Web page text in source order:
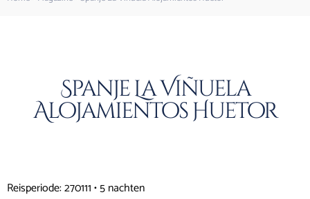
Spanje La Viñuela
Alojamientos Huetor
Reisperiode: 270111 • 5 nachten